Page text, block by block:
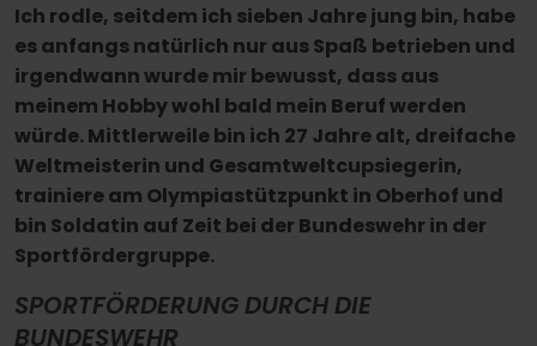
Ich rodle, seitdem ich sieben Jahre jung bin, habe
es anfangs natürlich nur aus Spaß betrieben und
irgendwann wurde mir bewusst, dass aus
meinem Hobby wohl bald mein Beruf werden
würde. Mittlerweile bin ich 27 Jahre alt, dreifache
Weltmeisterin und Gesamtweltcupsiegerin,
trainiere am Olympiastützpunkt in Oberhof und
bin Soldatin auf Zeit bei der Bundeswehr in der
Sportfördergruppe.
SPORTFÖRDERUNG DURCH DIE
BUNDESWEHR